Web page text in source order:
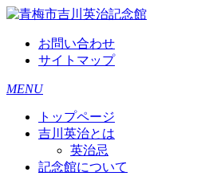
お問い合わせ
サイトマップ
MENU
トップページ
吉川英治とは
英治忌
記念館について